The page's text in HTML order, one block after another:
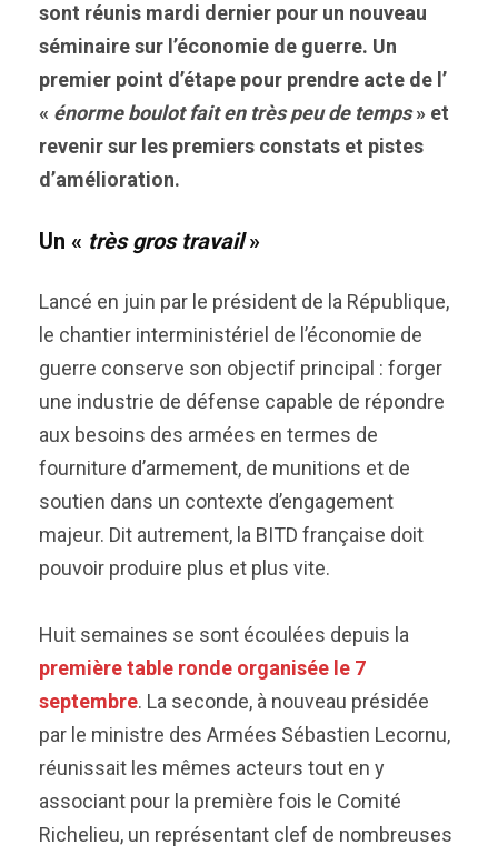
sont réunis mardi dernier pour un nouveau
séminaire sur l’économie de guerre. Un
premier point d’étape pour prendre acte de l’
« énorme boulot fait en très peu de temps» et
revenir sur les premiers constats et pistes
d’amélioration.
Un « très gros travail»
Lancé en juin par le président de la République,
le chantier interministériel de l’économie de
guerre conserve son objectif principal : forger
une industrie de défense capable de répondre
aux besoins des armées en termes de
fourniture d’armement, de munitions et de
soutien dans un contexte d’engagement
majeur. Dit autrement, la BITD française doit
pouvoir produire plus et plus vite.
Huit semaines se sont écoulées depuis la
première table ronde organisée le 7
septembre. La seconde, à nouveau présidée
par le ministre des Armées Sébastien Lecornu,
réunissait les mêmes acteurs tout en y
associant pour la première fois le Comité
Richelieu, un représentant clef de nombreuses